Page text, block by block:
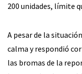
200 unidades, límite
A pesar de la
calma y respondió
las bromas de la